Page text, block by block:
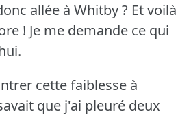
allée à Whitby ? Et voilà
! Je me demande ce qui
cette faiblesse à
que j'ai pleuré deux